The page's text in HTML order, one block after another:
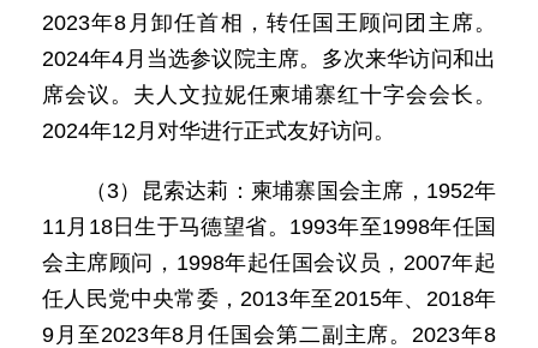
2023年8月卸任首相，转任国王顾问团主席。
2024年4月当选参议院主席。多次来华访问和出
席会议。夫人文拉妮任柬埔寨红十字会会长。
2024年12月对华进行正式友好访问。
（3）昆索达莉：柬埔寨国会主席，1952年
11月18日生于马德望省。1993年至1998年任国
会主席顾问，1998年起任国会议员，2007年起
任人民党中央常委，2013年至2015年、2018年
9月至2023年8月任国会第二副主席。2023年8